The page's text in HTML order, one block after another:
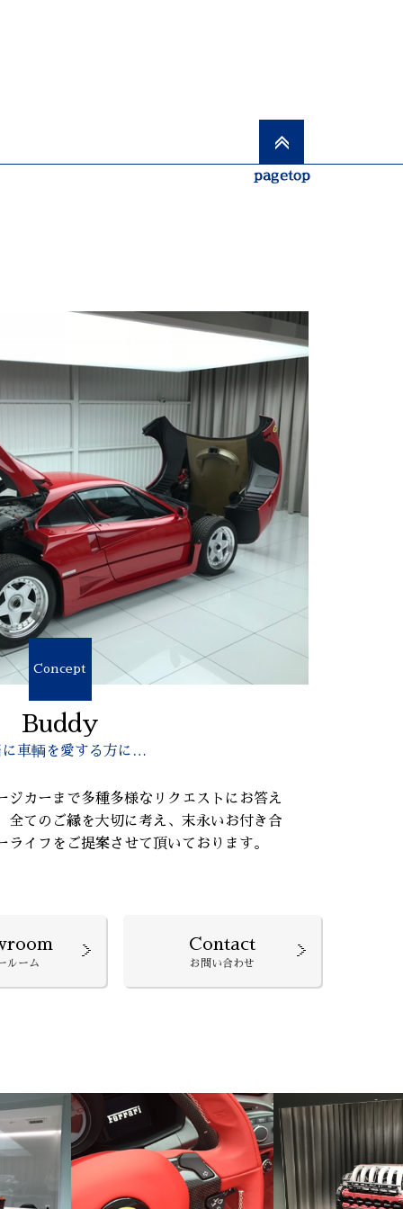
Concept
Buddy
に車輌を愛する方に…
ジカーまで多種多様なリクエストにお答え
全てのご縁を大切に考え、末永いお付き合
ライフをご提案させて頂いております。
ルーム
Contact
お問い合わせ